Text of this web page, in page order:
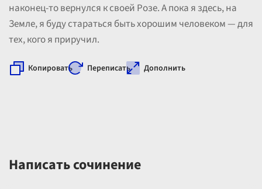
наконец-то вернулся к своей Розе. А пока я здесь, на
Земле, я буду стараться быть хорошим человеком — для
тех, кого я приручил.
Копировать Переписать Дополнить
Написать сочинение